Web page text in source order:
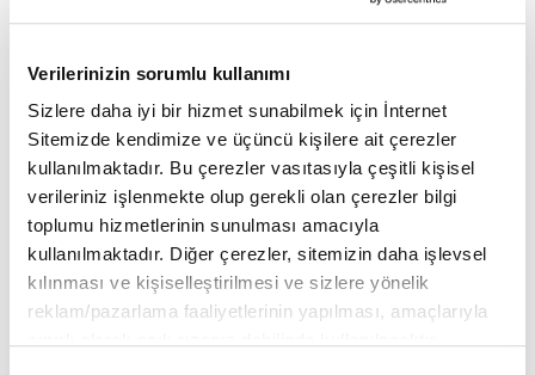
Verilerinizin sorumlu kullanımı
Sizlere daha iyi bir hizmet sunabilmek için İnternet
Sitemizde kendimize ve üçüncü kişilere ait çerezler
kullanılmaktadır. Bu çerezler vasıtasıyla çeşitli kişisel
verileriniz işlenmekte olup gerekli olan çerezler bilgi
toplumu hizmetlerinin sunulması amacıyla
kullanılmaktadır. Diğer çerezler, sitemizin daha işlevsel
kılınması ve kişiselleştirilmesi ve sizlere yönelik
reklam/pazarlama faaliyetlerinin yapılması, amaçlarıyla
Fikriyat'ı aşağıdakisosyal medya adreslerinden
takip edebilirsiniz;
👉TWITTER
👉INSTAGRAM
👉FACEBOOK